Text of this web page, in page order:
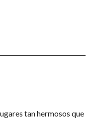
tan hermosos que